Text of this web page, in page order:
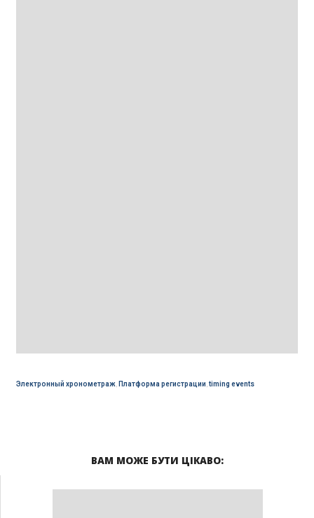
Электронный хронометраж, Платформа регистрации timing events
ВАМ МОЖЕ БУТИ ЦІКАВО: